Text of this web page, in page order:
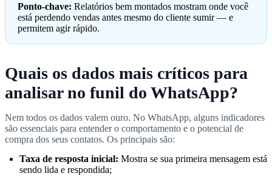
Ponto-chave: Relatórios bem montados mostram onde você
está perdendo vendas antes mesmo do cliente sumir — e
permitem agir rápido.
Quais os dados mais críticos para
analisar no funil do WhatsApp?
Nem todos os dados valem ouro. No WhatsApp, alguns indicadores
são essenciais para entender o comportamento e o potencial de
compra dos seus contatos. Os principais são:
Taxa de resposta inicial: Mostra se sua primeira mensagem está
sendo lida e respondida;